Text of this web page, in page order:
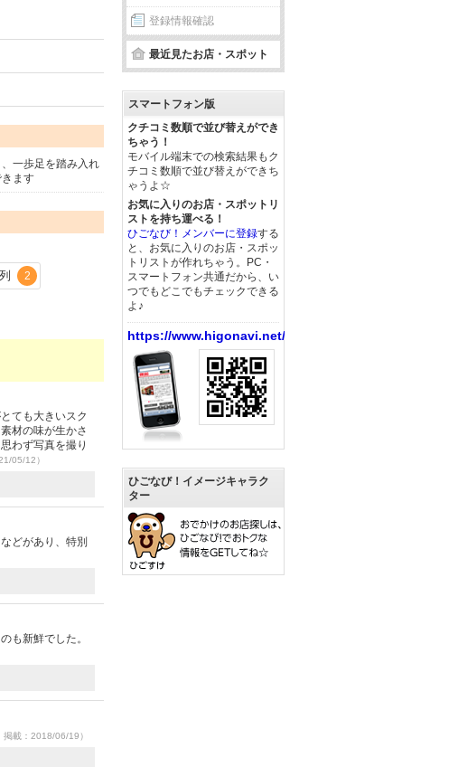
一歩足を踏み入れ
ます
2
ても大きいスク
材の味が生かさ
わず写真を撮り
05/12）
どがあり、特別
も新鮮でした。
載：2018/06/19）
登録情報確認
最近見たお店・スポット
スマートフォン版
クチコミ数順で並び替えができ
ちゃう！
モバイル端末での検索結果もク
チコミ数順で並び替えができち
ゃうよ☆
お気に入りのお店・スポットリ
ストを持ち運べる！
ひごなび！メンバーに登録する
と、お気に入りのお店・スポッ
トリストが作れちゃう。PC・
スマートフォン共通だから、い
つでもどこでもチェックできる
よ♪
https://www.higonavi.net/
ひごなび！イメージキャラク
ター